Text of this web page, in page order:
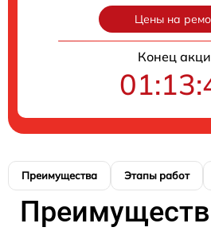
Цены на
Конец
Преимущества Этапы работ